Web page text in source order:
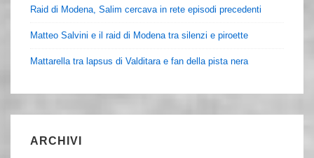
Raid di Modena, Salim cercava in rete episodi precedenti
Matteo Salvini e il raid di Modena tra silenzi e piroette
Mattarella tra lapsus di Valditara e fan della pista nera
ARCHIVI